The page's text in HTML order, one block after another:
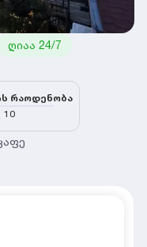
ღიაა 24/7
რაოდენობა
10
კაფე